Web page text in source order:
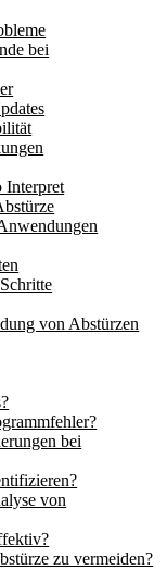
bei
Interpret
von Abstürzen
bei
von
zu vermeiden?